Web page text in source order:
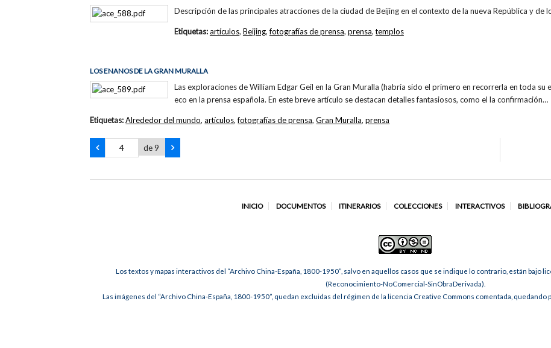
Descripción de las principales atracciones de la ciudad de Beijing en el contexto de la nueva República y de
Etiquetas:artículos, Beijing,fotografías de prensa, prensa,templos
LOS ENANOS DE LA GRAN MURALLA
Las exploraciones de William Edgar Geil en la Gran Muralla (habría sido el primero en recorrerla en toda su
eco en la prensa española. En este breve artículo se destacan detalles fantasiosos, como el la confirmación…
Etiquetas:Alrededor del mundo,artículos,fotografías de prensa,Gran Muralla,prensa
de 9
INICIO DOCUMENTOS ITINERARIOS COLECCIONES INTERACTIVOS
Los textos y mapas interactivos del “Archivo China-España, 1800-1950”, salvo en aquellos casos que se indique lo contrario, están bajo
(Reconocimiento-NoComercial-SinObraDerivada).
Las imágenes del “Archivo China-España, 1800-1950”, quedan excluidas del régimen de la licencia Creative Commons comentada,